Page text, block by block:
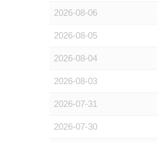
2026-08-06
2026-08-05
2026-08-04
2026-08-03
2026-07-31
2026-07-30